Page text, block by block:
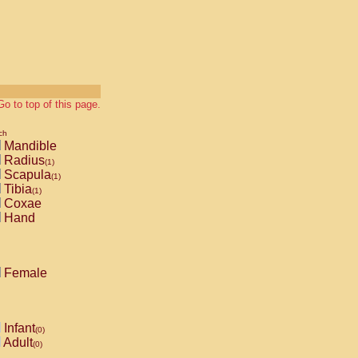
to top of this page.
Mandible
Radius(1)
Scapula(1)
Tibia(1)
Coxae
Hand
Female
Infant(0)
Adult(0)